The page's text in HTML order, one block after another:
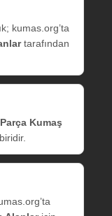
kumas.org’ta
tarafından
Parça Kumaş